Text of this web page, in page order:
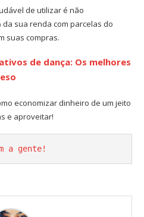
de utilizar é não
sua renda com parcelas do
suas compras.
de dança: Os melhores
economizar dinheiro de um jeito
e aproveitar!
a gente!